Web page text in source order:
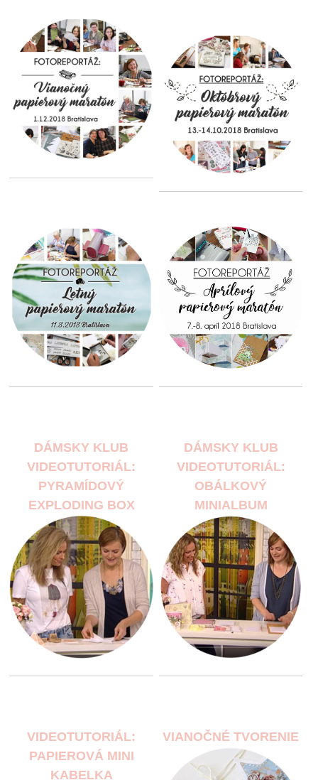
DÁMSKY KLUB
VIDEOTUTORIÁL:
PYRAMÍDOVÝ
EXPLODING BOX
DÁMSKY KLUB
VIDEOTUTORIÁL:
OBÁLKOVÝ
MINIALBUM
VIDEOTUTORIÁL:
PAPIEROVÁ MINI
KABELKA
VIANOČNÉ TVORENIE